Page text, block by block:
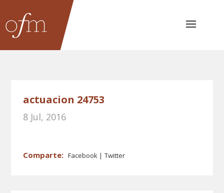
actuacion 24753
8 Jul, 2016
Facebook Twitter